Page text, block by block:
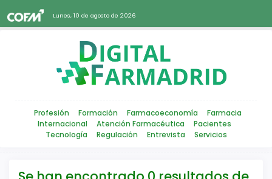
Lunes, 10 de agosto de 2026
Profesión Formación Farmacoeconomía
Farmacia
Internacional
Atención Farmacéutica
Pacientes
Tecnología
Regulación Entrevista Servicios